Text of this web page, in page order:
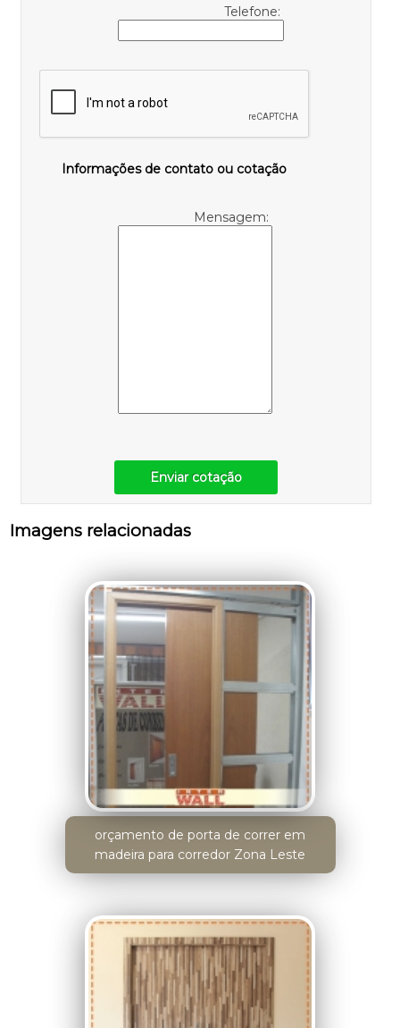
Telefone:
Informações de contato ou cotação
Mensagem:
Enviar cotação
Imagens relacionadas
orçamento de porta de correr em
madeira para corredor Zona Leste